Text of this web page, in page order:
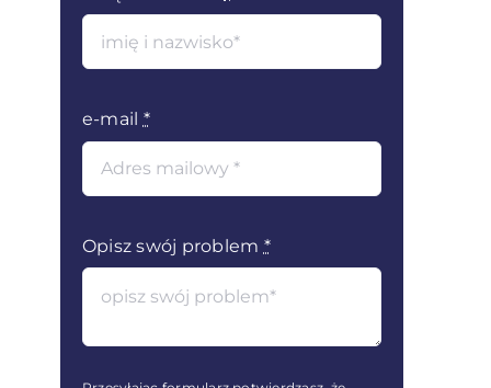
e-mail *
Opisz swój problem *